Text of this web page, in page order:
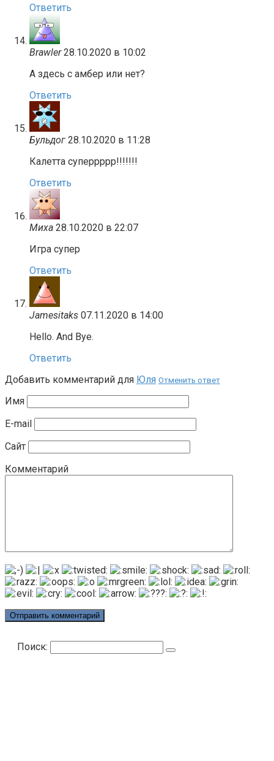
Ответить
Brawler 28.10.2020 в 10:02
А здесь с амбер или нет?
Ответить
Бульдог 28.10.2020 в 11:28
Калетта суперрррр!!!!!!!
Ответить
Миха 28.10.2020 в 22:07
Игра супер
Ответить
Jamesitaks 07.11.2020 в 14:00
Hello. And Bye.
Ответить
Добавить комментарий для Юля Отменить ответ
Имя
E-mail
Сайт
Комментарий
Поиск: